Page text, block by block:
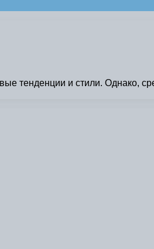
тенденции и стили. Однако,